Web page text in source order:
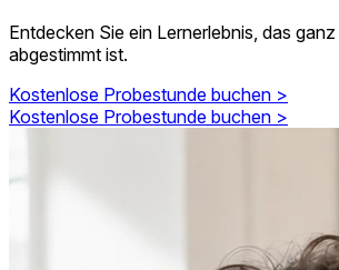
Entdecken Sie ein Lernerlebnis, das
abgestimmt ist.
Kostenlose Probestunde buchen >
Kostenlose Probestunde buchen >